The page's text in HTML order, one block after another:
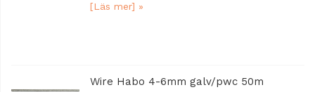
[Läs mer] »
Wire Habo 4-6mm galv/pwc 50m